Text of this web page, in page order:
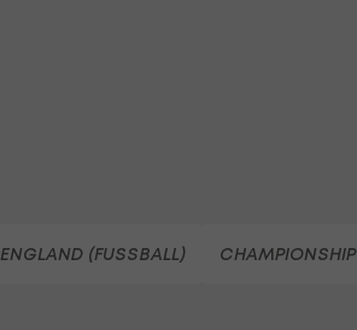
ENGLAND (FUSSBALL) CHAMPIONSHIP